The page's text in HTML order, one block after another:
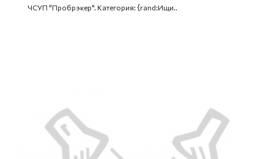
ЧСУП "Пробрэкер". Категория: {rand:Ищи..